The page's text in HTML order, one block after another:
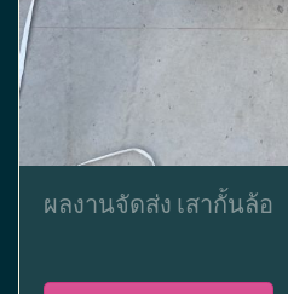
ผลงานจัดส่ง เสากั้นล้อ